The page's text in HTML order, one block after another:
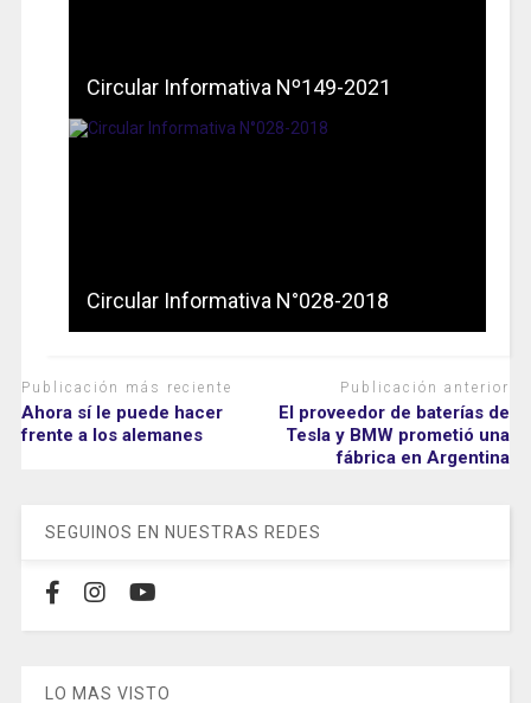
Circular Informativa Nº149-2021
Circular Informativa N°028-2018
Publicación más reciente
Ahora sí le puede hacer
frente a los alemanes
Publicación anterior
El proveedor de baterías de
Tesla y BMW prometió una
fábrica en Argentina
SEGUINOS EN NUESTRAS REDES
LO MAS VISTO